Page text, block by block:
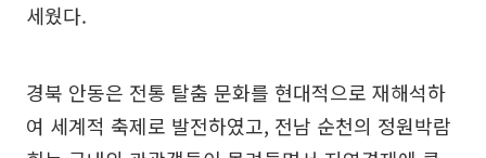
세웠다.
경북 안동은 전통 탈춤 문화를 현대적으로 재해석하
여 세계적 축제로 발전하였고, 전남 순천의 정원박람